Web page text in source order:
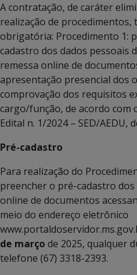
A contratação, de caráter
realização de procedimentos,
obrigatória: Procedimento 1:
cadastro dos dados pessoais
remessa online de
apresentação presencial dos
comprovação dos requisitos
cargo/função, de acordo com
Edital n. 1/2024 – SED/AEDU,
Pré-cadastro
Para realização do
preencher o pré-cadastro
online de documentos
meio do endereço eletrônico
de marçode 2025, qualquer
telefone (67) 3318-2393.